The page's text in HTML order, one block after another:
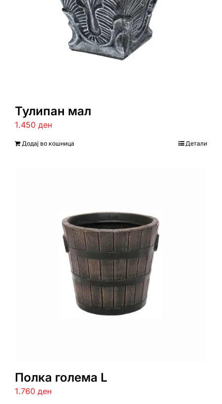
Тулипан мал
1.450 ден
Додај во кошница Детали
Полка голема L
1.760 ден